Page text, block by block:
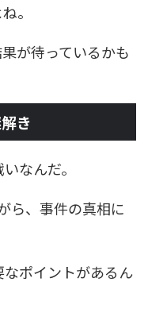
。
が待っているかも
き
なんだ。
ら、事件の真相に
ポイントがあるん